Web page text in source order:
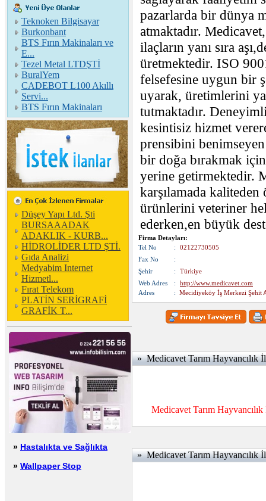
Teknoken Bilgisayar
Burkonbant
BTS Fırın Makinaları ve
E...
Tezel Metal LTDŞTİ
BuralYem
CADEBOT L100 Akıllı
Servi...
BTS Fırın Makinaları
Düşey Yapı Ltd. Şti
BURSAAADAK
ADAKLIK - KURB...
HİDROLİDER LTD ŞTİ.
Gıda Analizi
Medyabim Internet
Hizmetl...
Fırat Telekom
PLATİN SERİGRAFİ
GRAFİK T...
» Hastalıkta ve Sağlıkta
» Wallpaper Stop
pazarlarda bir dünya
atmaktadır.
ilaçların yanı sıra
üretmektedir. ISO
felsefesine uygun bir
uyarak, üretimlerini
tutmaktadır.
kesintisiz hizmet
prensibini
bir doğa bırakmak
yerine getirmektedir.
karşılamada
ürünlerini veteriner
ederken,en büyük
Firma Detayları:
Tel No
:
02122730505
Fax No
:
Şehir
:
Türkiye
Web Adres
:
http://www.medicavet.com
Adres
: Mecidiyeköy İş Merkezi Şehit
» Medicavet Tarım Hayvancılık
Medicavet Tarım
» Medicavet Tarım Hayvancılık